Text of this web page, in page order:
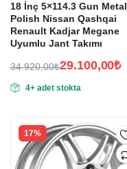
18 İnç 5×114.3 Gun Metal
Polish Nissan Qashqai
Renault Kadjar Megane
Uyumlu Jant Takımı
34.920,00₺
fiyat:
29.100,00₺
andaki
29.100,00₺.
4+ adet stokta
17%